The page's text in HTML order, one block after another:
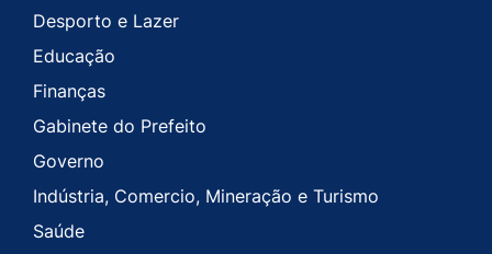
Desporto e Lazer
Educação
Finanças
Gabinete do Prefeito
Governo
Indústria, Comercio, Mineração e Turismo
Saúde